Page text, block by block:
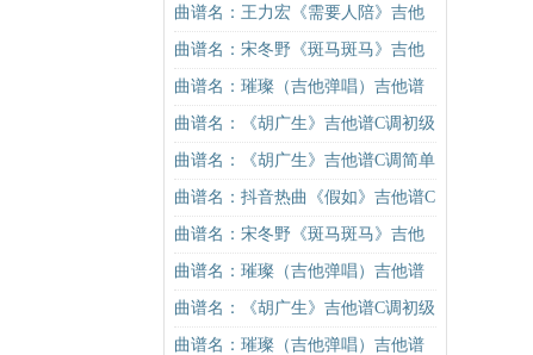
吉他谱
版（酷音小伟吉他弹唱教学）吉他
谱
曲谱名：王力宏《需要人陪》吉他
谱C调原版（酷音小伟吉他教学）吉
他谱
曲谱名：宋冬野《斑马斑马》吉他
谱C调简单版（酷音小伟吉他教学）
吉他谱
曲谱名：璀璨（吉他弹唱）吉他谱
曲谱名：《胡广生》吉他谱C调初级
进阶版（酷音小伟吉他弹唱教学）
吉他谱
曲谱名：《胡广生》吉他谱C调简单
版（酷音小伟吉他弹唱教学）吉他
谱
曲谱名：抖音热曲《假如》吉他谱C
调入门版 信乐团 高音教编配吉他谱
曲谱名：宋冬野《斑马斑马》吉他
谱G调初级进阶版（酷音小伟吉他教
学）吉他谱
曲谱名：璀璨（吉他弹唱）吉他谱
曲谱名：《胡广生》吉他谱C调初级
进阶版（酷音小伟吉他弹唱教学）
曲谱名：璀璨（吉他弹唱）吉他谱